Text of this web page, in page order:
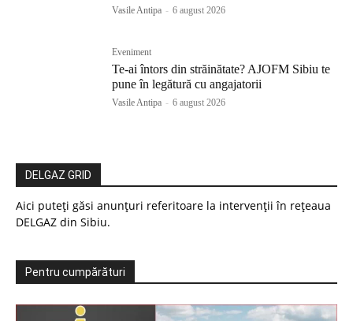
Vasile Antipa - 6 august 2026
Eveniment
Te-ai întors din străinătate? AJOFM Sibiu te
pune în legătură cu angajatorii
Vasile Antipa - 6 august 2026
DELGAZ GRID
Aici puteți găsi anunțuri referitoare la intervenții în rețeaua
DELGAZ din Sibiu.
Pentru cumpărături